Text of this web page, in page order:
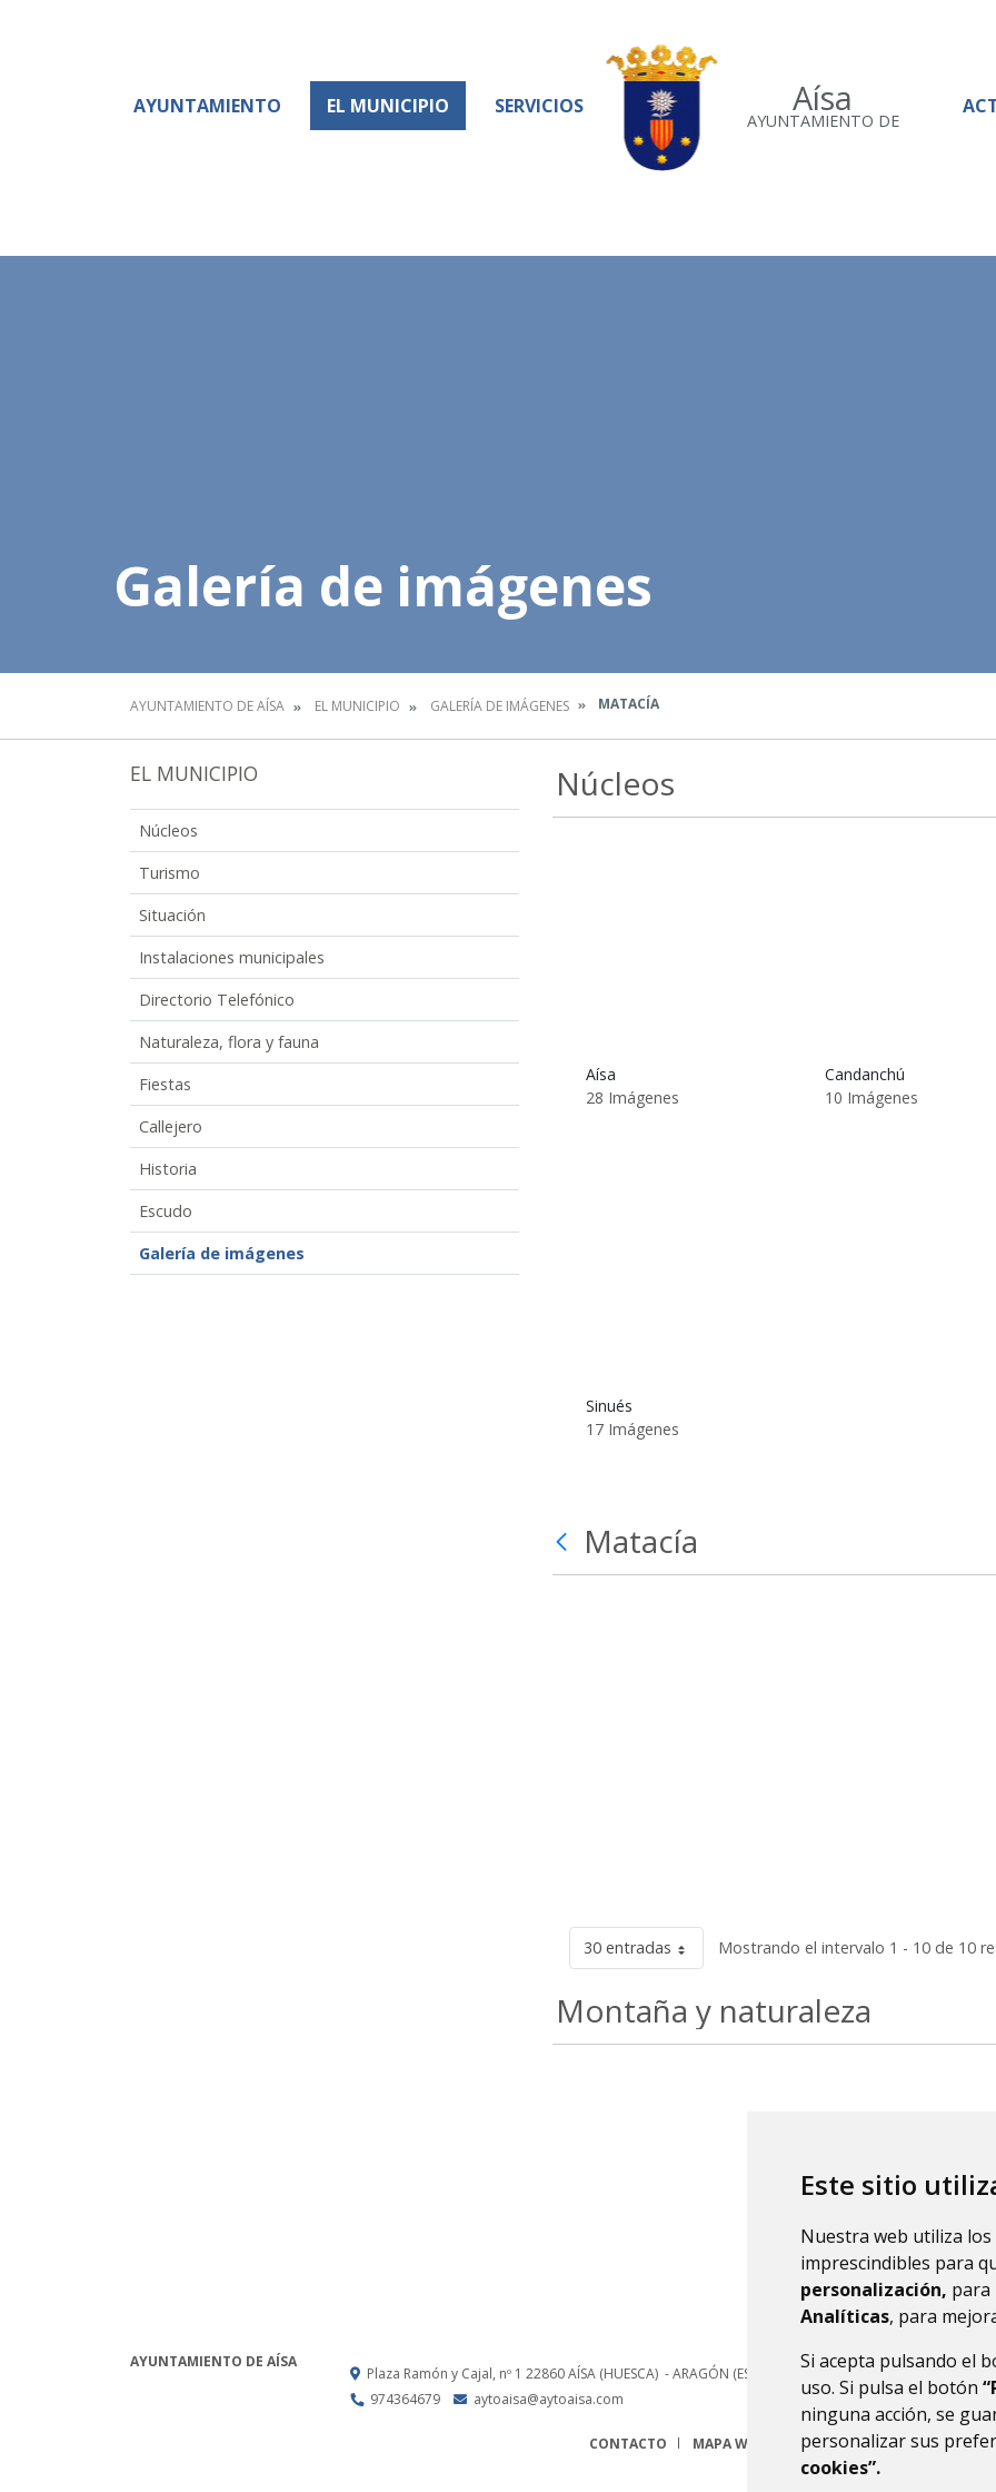
Este sitio
Nuestra web utiliza
imprescindibles para
personalización, para
Analíticas, para
Si acepta pulsando el
uso. Si pulsa el botón
ninguna acción, se
personalizar sus
cookies”.
Aísa
AYUNTAMIENTO DE
AYUNTAMIENTO EL MUNICIPIO SERVICIOS
Galería de imágenes
AYUNTAMIENTO DE AÍSA EL MUNICIPIO GALERÍA DE IMÁGENES MATACÍA
EL MUNICIPIO
Núcleos
Turismo
Situación
Instalaciones municipales
Directorio Telefónico
Naturaleza, flora y fauna
Fiestas
Callejero
Historia
Escudo
Galería de imágenes
Núcleos
Aísa
28 Imágenes
Candanchú
10 Imágenes
Sinués
17 Imágenes
Matacía
30 entradas Mostrando el intervalo 1 - 10 de 10
Montaña y naturaleza
AYUNTAMIENTO DE AÍSA
Plaza Ramón y Cajal, nº 1 22860AÍSA (HUESCA) - ARAGÓN (ESPAÑA)
974364679
aytoaisa@aytoaisa.com
CONTACTO MAPA WEB AVISO LEGAL PROTECCIÓN